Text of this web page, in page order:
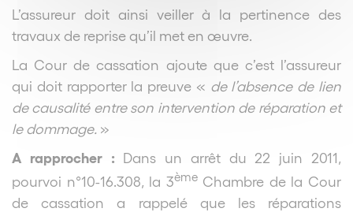
L’assureur doit ainsi veiller à la pertinence des
travaux de reprise qu’il met en œuvre.
La Cour de cassation ajoute que c’est l’assureur
qui doit rapporter la preuve « de l’absence de lien
de causalité entre son intervention de réparation et
le dommage. »
A rapprocher : Dans un arrêt du 22 juin 2011,
pourvoi n°10-16.308, la 3èmeChambre de la Cour
de cassation a rappelé que les réparations